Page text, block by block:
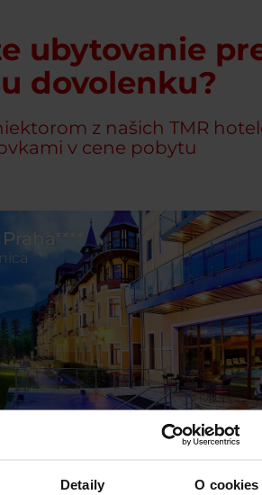
Detaily O cookies
ubytovanie
dovolenku?
z našich TMR
v cene pobytu